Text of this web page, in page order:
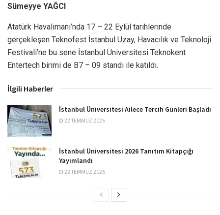
Sümeyye YAĞCI
Atatürk Havalimanı’nda 17 – 22 Eylül tarihlerinde
gerçekleşen Teknofest İstanbul Uzay, Havacılık ve Teknoloji
Festivali’ne bu sene İstanbul Üniversitesi Teknokent
Entertech birimi de B7 – 09 standı ile katıldı.
İlgili Haberler
İstanbul Üniversitesi Ailece Tercih Günleri Başladı
22 TEMMUZ 2026
İstanbul Üniversitesi 2026 Tanıtım Kitapçığı
Yayımlandı
22 TEMMUZ 2026